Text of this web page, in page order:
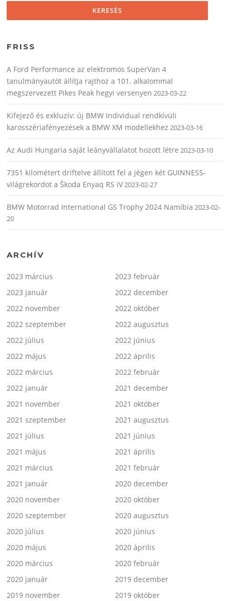
FRISS
A Ford Performance az elektromos SuperVan 4
tanulmányautót állítja rajthoz a 101. alkalommal
megszervezett Pikes Peak hegyi versenyen 2023-03-22
Kifejező és exkluzív: új BMW Individual rendkívüli
karosszériafényezések a BMW XM modellekhez 2023-03-16
Az Audi Hungaria saját leányvállalatot hozott létre 2023-03-10
7351 kilométert driftelve állított fel a jégen két GUINNESS-
világrekordot a Škoda Enyaq RS iV2023-02-27
BMW Motorrad International GS Trophy 2024 Namíbia 2023-02-
20
ARCHÍV
2023 március
2023 február
2023 január
2022 december
2022 november
2022 október
2022 szeptember
2022 augusztus
2022 július
2022 június
2022 május
2022 április
2022 március
2022 február
2022 január
2021 december
2021 november
2021 október
2021 szeptember
2021 augusztus
2021 július
2021 június
2021 május
2021 április
2021 március
2021 február
2021 január
2020 december
2020 november
2020 október
2020 szeptember
2020 augusztus
2020 július
2020 június
2020 május
2020 április
2020 március
2020 február
2020 január
2019 december
2019 november
2019 október